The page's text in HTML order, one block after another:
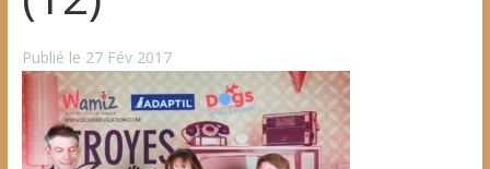
Publié le 27 Fév 2017